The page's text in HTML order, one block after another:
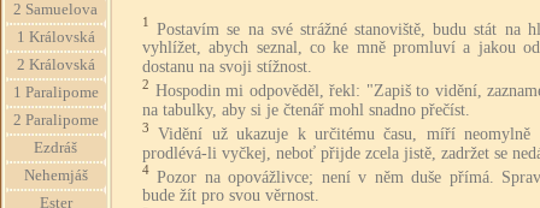
2 Samuelova
1 Královská
2 Královská
1 Paralipome
2 Paralipome
Ezdráš
Nehemjáš
Ester
1 Postavím se na své strážné stanoviště, budu stát na
vyhlížet, abych seznal, co ke mně promluví a jakou
dostanu na svoji stížnost.
2 Hospodin mi odpověděl, řekl: "Zapiš to vidění,
na tabulky, aby si je čtenář mohl snadno přečíst.
3
Vidění už ukazuje k určitému času, míří
prodlévá-li vyčkej, neboť přijde zcela jistě, zadržet se
4 Pozor na opovážlivce; není v něm duše přímá.
bude žít pro svou věrnost.